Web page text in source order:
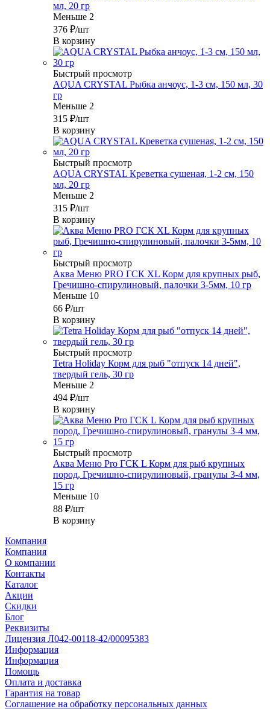
мл, 20 гр
Меньше 2
376 ₽/шт
В корзину
Быстрый просмотр
AQUA CRYSTAL Рыбка анчоус, 1-3 см, 150 мл, 30
гр
Меньше 2
315 ₽/шт
В корзину
Быстрый просмотр
AQUA CRYSTAL Креветка сушеная, 1-2 см, 150
мл, 20 гр
Меньше 2
315 ₽/шт
В корзину
Быстрый просмотр
Аква Меню PRO ГСК XL Корм для крупных рыб,
Гречишно-спирулиновый, палочки 3-5мм, 10 гр
Меньше 10
66 ₽/шт
В корзину
Быстрый просмотр
Tetra Holiday Корм для рыб "отпуск 14 дней",
твердый гель, 30 гр
Меньше 2
494 ₽/шт
В корзину
Быстрый просмотр
Аква Меню Pro ГСК L Корм для рыб крупных
пород, Гречишно-спирулиновый, гранулы 3-4 мм,
15 гр
Меньше 10
88 ₽/шт
В корзину
Компания
Компания
О компании
Контакты
Каталог
Акции
Скидки
Блог
Реквизиты
Лицензия Л042-00118-42/00095383
Информация
Информация
Помощь
Оплата и доставка
Гарантия на товар
Соглашение на обработку персональных данных